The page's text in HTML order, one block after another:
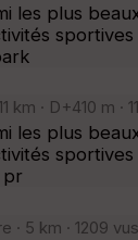
les plus
km · D+410 m ·
les plus
pr
· 5 km · 1209